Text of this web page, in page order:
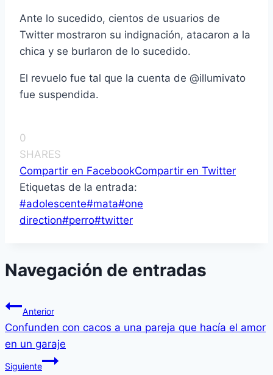
Ante lo sucedido, cientos de usuarios de
Twitter mostraron su indignación, atacaron a la
chica y se burlaron de lo sucedido.
El revuelo fue tal que la cuenta de @illumivato
fue suspendida.
0
SHARES
Compartir en FacebookCompartir en Twitter
Etiquetas de la entrada:
#adolescente#mata#one
direction#perro#twitter
Navegación de entradas
Anterior
Confunden con cacos a una pareja que hacía el amor
en un garaje
Siguiente